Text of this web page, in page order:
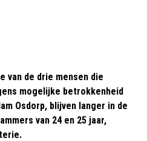
van de drie mensen die
mogelijke betrokkenheid
Osdorp, blijven langer in de
van 24 en 25 jaar,